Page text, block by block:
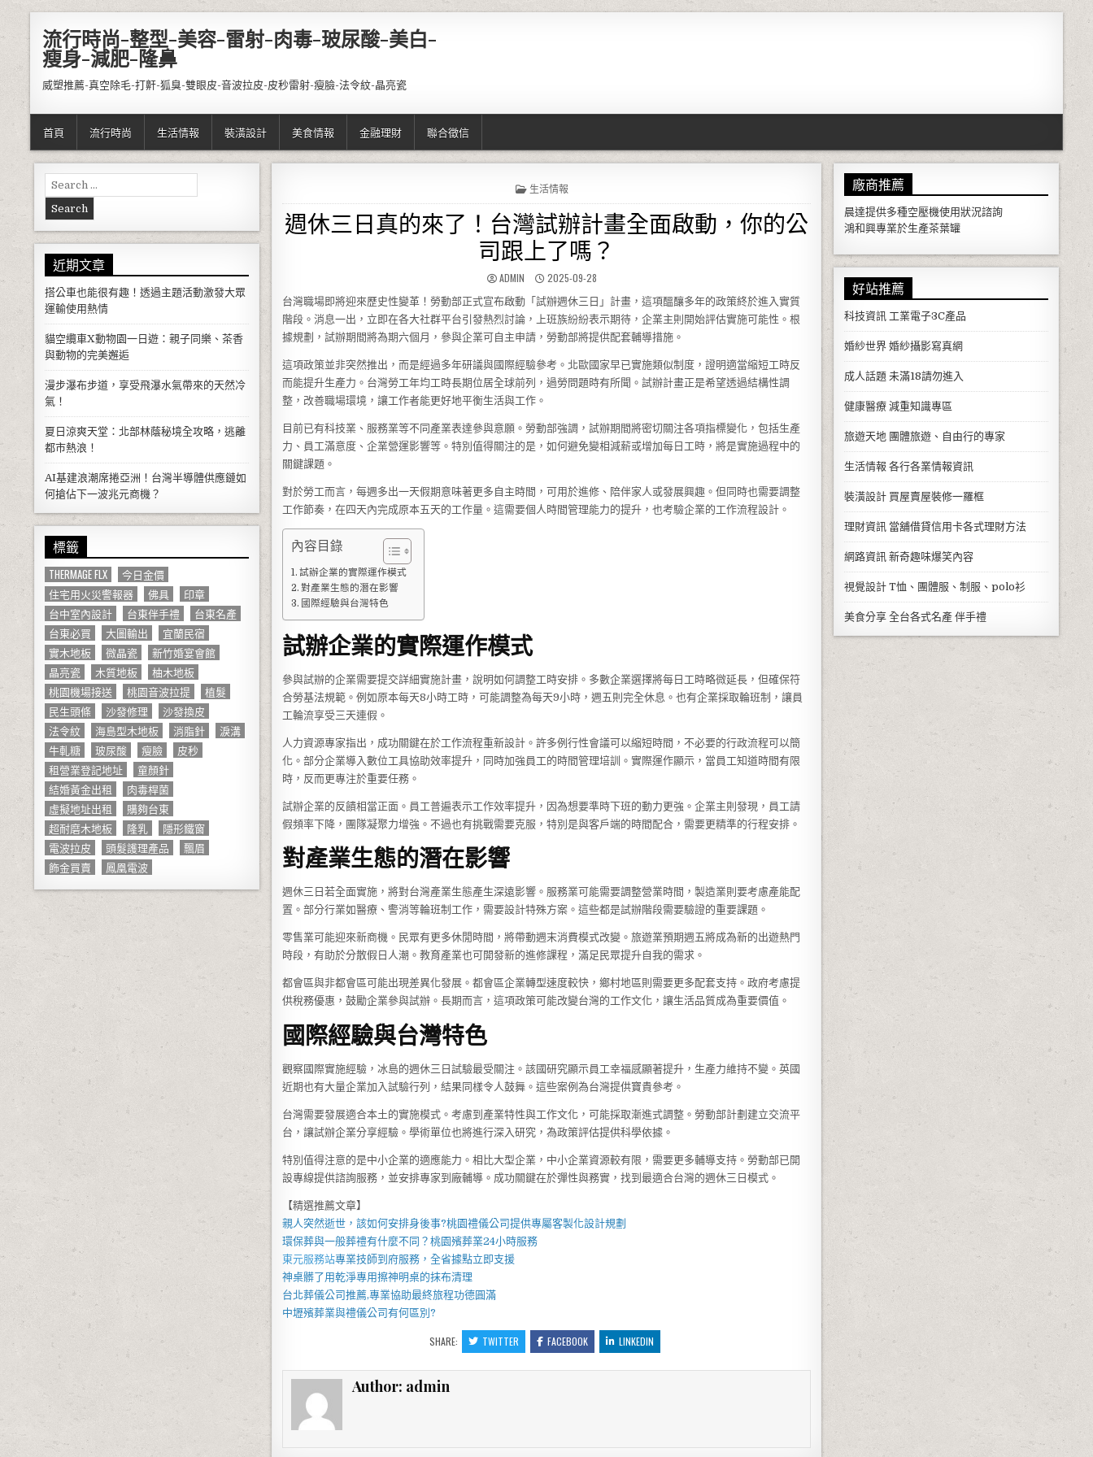
流行時尚-整型-美容-雷射-肉毒-玻尿酸-美白-
瘦身-減肥-隆鼻
威塑推薦-真空除毛-打鼾-狐臭-雙眼皮-音波拉皮-皮秒雷射-瘦臉-法令紋-晶亮瓷
首頁 流行時尚 生活情報 裝潢設計 美食情報 金融理財 聯合徵信
POSTED IN
生活情報
週休三日真的來了！台灣試辦計畫全面啟動，你的公
司跟上了嗎？
AUTHOR:
ADMIN PUBLISHED DATE:
2025-09-28
台灣職場即將迎來歷史性變革！勞動部正式宣布啟動「試辦週休三日」計畫，這項醞釀多年的政策終於進入實質
階段。消息一出，立即在各大社群平台引發熱烈討論，上班族紛紛表示期待，企業主則開始評估實施可能性。根
據規劃，試辦期間將為期六個月，參與企業可自主申請，勞動部將提供配套輔導措施。
這項政策並非突然推出，而是經過多年研議與國際經驗參考。北歐國家早已實施類似制度，證明適當縮短工時反
而能提升生產力。台灣勞工年均工時長期位居全球前列，過勞問題時有所聞。試辦計畫正是希望透過結構性調
整，改善職場環境，讓工作者能更好地平衡生活與工作。
目前已有科技業、服務業等不同產業表達參與意願。勞動部強調，試辦期間將密切關注各項指標變化，包括生產
力、員工滿意度、企業營運影響等。特別值得關注的是，如何避免變相減薪或增加每日工時，將是實施過程中的
關鍵課題。
對於勞工而言，每週多出一天假期意味著更多自主時間，可用於進修、陪伴家人或發展興趣。但同時也需要調整
工作節奏，在四天內完成原本五天的工作量。這需要個人時間管理能力的提升，也考驗企業的工作流程設計。
內容目錄
試辦企業的實際運作模式
對產業生態的潛在影響
國際經驗與台灣特色
試辦企業的實際運作模式
參與試辦的企業需要提交詳細實施計畫，說明如何調整工時安排。多數企業選擇將每日工時略微延長，但確保符
合勞基法規範。例如原本每天8小時工時，可能調整為每天9小時，週五則完全休息。也有企業採取輪班制，讓員
工輪流享受三天連假。
人力資源專家指出，成功關鍵在於工作流程重新設計。許多例行性會議可以縮短時間，不必要的行政流程可以簡
化。部分企業導入數位工具協助效率提升，同時加強員工的時間管理培訓。實際運作顯示，當員工知道時間有限
時，反而更專注於重要任務。
試辦企業的反饋相當正面。員工普遍表示工作效率提升，因為想要準時下班的動力更強。企業主則發現，員工請
假頻率下降，團隊凝聚力增強。不過也有挑戰需要克服，特別是與客戶端的時間配合，需要更精準的行程安排。
對產業生態的潛在影響
週休三日若全面實施，將對台灣產業生態產生深遠影響。服務業可能需要調整營業時間，製造業則要考慮產能配
置。部分行業如醫療、警消等輪班制工作，需要設計特殊方案。這些都是試辦階段需要驗證的重要課題。
零售業可能迎來新商機。民眾有更多休閒時間，將帶動週末消費模式改變。旅遊業預期週五將成為新的出遊熱門
時段，有助於分散假日人潮。教育產業也可開發新的進修課程，滿足民眾提升自我的需求。
都會區與非都會區可能出現差異化發展。都會區企業轉型速度較快，鄉村地區則需要更多配套支持。政府考慮提
供稅務優惠，鼓勵企業參與試辦。長期而言，這項政策可能改變台灣的工作文化，讓生活品質成為重要價值。
國際經驗與台灣特色
觀察國際實施經驗，冰島的週休三日試驗最受關注。該國研究顯示員工幸福感顯著提升，生產力維持不變。英國
近期也有大量企業加入試驗行列，結果同樣令人鼓舞。這些案例為台灣提供寶貴參考。
台灣需要發展適合本土的實施模式。考慮到產業特性與工作文化，可能採取漸進式調整。勞動部計劃建立交流平
台，讓試辦企業分享經驗。學術單位也將進行深入研究，為政策評估提供科學依據。
特別值得注意的是中小企業的適應能力。相比大型企業，中小企業資源較有限，需要更多輔導支持。勞動部已開
設專線提供諮詢服務，並安排專家到廠輔導。成功關鍵在於彈性與務實，找到最適合台灣的週休三日模式。
【精選推薦文章】
親人突然逝世，該如何安排身後事?桃園禮儀公司提供專屬客製化設計規劃
環保葬與一般葬禮有什麼不同？桃園殯葬業24小時服務
東元服務站專業技師到府服務，全省據點立即支援
神桌髒了用乾淨專用擦神明桌的抹布清理
台北葬儀公司推薦,專業協助最終旅程功德圓滿
中壢殯葬業與禮儀公司有何區別?
SHARE: TWITTER FACEBOOK LINKEDIN
Author: admin
Search for:
近期文章
搭公車也能很有趣！透過主題活動激發大眾
運輸使用熱情
貓空纜車X動物園一日遊：親子同樂、茶香
與動物的完美邂逅
漫步瀑布步道，享受飛瀑水氣帶來的天然冷
氣！
夏日涼爽天堂：北部林蔭秘境全攻略，逃離
都市熱浪！
AI基建浪潮席捲亞洲！台灣半導體供應鏈如
何搶佔下一波兆元商機？
標籤
THERMAGE FLX
今日金價
住宅用火災警報器
佛具
印章
台中室內設計
台東伴手禮
台東名產
台東必買
大圖輸出
宜蘭民宿
實木地板
微晶瓷
新竹婚宴會館
晶亮瓷
木質地板
柚木地板
桃園機場接送
桃園音波拉提
植髮
民生頭條
沙發修理
沙發換皮
法令紋
海島型木地板 消脂針
淚溝
牛軋糖
玻尿酸 瘦臉
皮秒
租營業登記地址
童顏針
結婚黃金出租
肉毒桿菌
虛擬地址出租
購夠台東
超耐磨木地板
隆乳
隱形鐵窗
電波拉皮
頭髮護理產品
飄眉
飾金買賣
鳳凰電波
廠商推薦
晨達提供多種空壓機使用狀況諮詢
鴻和興專業於生產茶葉罐
好站推薦
科技資訊工業電子3C產品
婚紗世界婚紗攝影寫真網
成人話題未滿18請勿進入
健康醫療減重知識專區
旅遊天地團體旅遊、自由行的專家
生活情報 各行各業情報資訊
裝潢設計買屋賣屋裝修一羅框
理財資訊當舖借貸信用卡各式理財方法
網路資訊新奇趣味爆笑內容
視覺設計T恤、團體服、制服、polo衫
美食分享全台各式名產 伴手禮